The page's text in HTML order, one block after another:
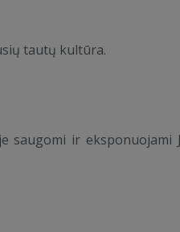
tautų kultūra.
saugomi ir eksponuojami